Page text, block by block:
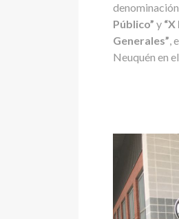
Público” y
Generales”,
Neuquén en